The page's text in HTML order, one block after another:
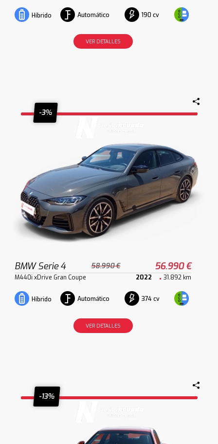
Híbrido Automático 190 cv
VER DETALLES
-3%
BMW Serie 4 58.990 € 56.990 €
M440i xDrive Gran Coupe 2022 31.892 km
Híbrido Automático 374 cv
VER DETALLES
-13%